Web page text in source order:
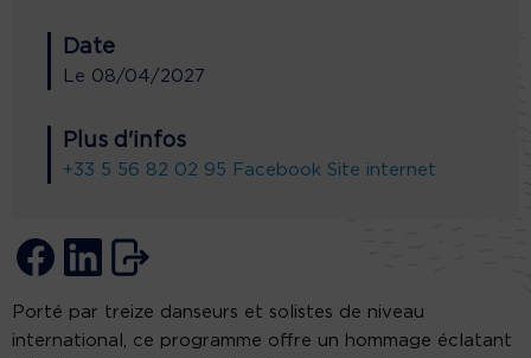
Date
Le 08/04/2027
Plus d'infos
+33 5 56 82 02 95 Facebook Site internet
Porté par treize danseurs et solistes de niveau
international, ce programme offre un hommage éclatant